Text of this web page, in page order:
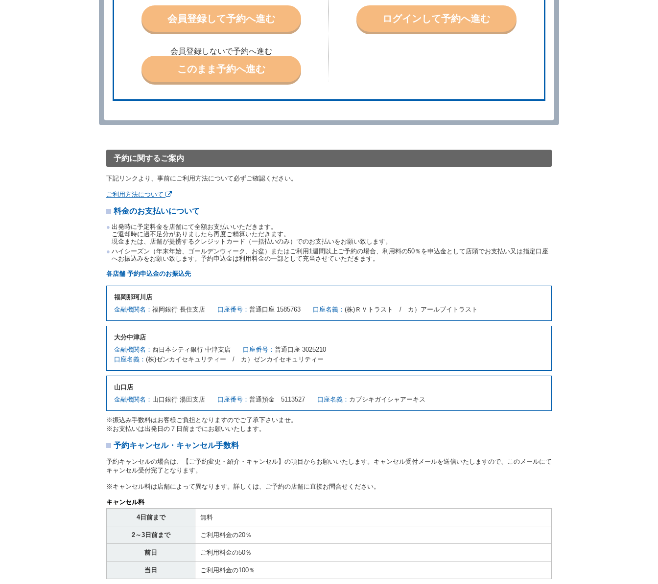
第４条（予約の取消し等）
借受人は、別に定める方法により予約を取り消すことができます。
借受人が、借受人の都合により予約した借受開始時刻を１時間以上経過してもレンタカー貸渡契約（以下「貸渡契約」といいます。）締
結手続きに着手しなかったときは、予約が取り消されたものとします。
前２項の場合、借受人は、別に定めるところにより予約取消手数料を当社に支払うものとし、当社は、この予約取消手数料の支払いがあ
ったときは、受領済の予約申込金を借受人に返還するものとします。
当社の都合により、予約が取り消されたとき、又は貸渡契約が締結されなかったときは、当社は受領済の予約申込金を返還するものとし
ます。
きは、予約は取り消されたものとします。この場合、当社は受領済の予約申込金を返還するものとします。
当社は、借受人から予約のあった車種クラスのレンタカーを貸し渡すことができないときは、予約と異なる車種クラスのレンタカー（以
渡すものとします。なお、代替レンタカーの貸渡料金が予約された車種クラスの貸渡料金より高くなるときは、予約した車種クラスの貸
渡料金によるものとし、予約された車種クラスの貸渡料金より低くなるときは、当該代替レンタカーの車種クラスの貸渡料金によるもの
借受人は、第１項の代替レンタカーの貸渡しの申入れを拒絶し、予約を取り消すことができるものとします。
前項の場合、第１項の貸渡しをすることができない原因が、当社の責に帰する事由によるときには第４条第４項の予約の取消しとして取
第３項の場合、第１項の貸渡しをすることができない原因が、当社の責に帰さない事由による時には第４条第５項の予約の取消しとして
第６条（免責）
当社及び借受人は、予約が取り消され、又は貸渡契約が締結されなかったことについて、第４条及び第５条に定める場合を除き、相互に
何らの請求をしないものとします。
第３章／貸 渡 し
ます。ただし、貸し渡すことができるレンタカーがない場合又は借受人若しくは運転者が第８条第１項若しくは第２項各号のいずれかに
該当する場合を除きます。
貸渡契約を締結した場合、借受人は当社に第１0条第１項に定める貸渡料金を支払うものとします。
運転者は、貸渡契約の締結にあたり、約款及び細則で運転者の義務と定められた事項を遵守するものとします。
当社は、監督官庁の基本通達（注１）に基づき、貸渡簿(貸渡原票)及び第１３条第１項に規定する貸渡証に運転者の氏名、住所、運転免
許の種類及び運転免許証（注２）の番号を記載し、又は運転者の運転免許証の写しを添付するため、貸渡契約の締結にあたり、借受人に
対し、借受人の指定する運転者（以下「運転者」といいます。）の運転免許証の提示を求めるほか、その写しの提出を求めることがあり
注１）監督官庁の基本通達とは、国土交通省自動車交通局長通達「レンタカーに関する基本通達」（自旅第138号 平成7年6月13日）の
転免許証をいいます。
当社は、貸渡契約の締結にあたり、借受人及び運転者に対し、運転免許証のほかに本人確認ができる書類の提示を求め、及び提出された
書類の写しをとることがあります。
当社は、貸渡契約の締結にあたり、借受人に対し、クレジットカード若しくは現金による支払いを求め、又はその他の支払方法を指定す
ることがあります。
借受人は契約後の借受期間の延長はできないものとします。
当社は、借受人又は運転者が前3項に従わない場合は、貸渡契約の締結を拒絶するとともに、予約を取消すことができるものとします。
なお、この場合の予約申込金等の扱いについては、第4条第5項を適用するものとします。
第８条（貸渡契約の締結の拒絶）
借受人（運転者）が次の各号のいずれかに該当するときは、貸渡契約を締結することができないものとします。
① 貸し渡すレンタカーの運転に必要な運転免許証を有していないとき、又は運転免許証の提示をせず、もしくは当社が求めたにもかか
わらず、その運転者の運転免許証の写しの提出に同意しないとき。 ② 酒気を帯びていると認められるとき。
③ 麻薬、覚せい剤、シンナー、危険ドラッグ等による中毒症状等を呈していると認められるとき。
④ チャイルドシートがないにもかかわらず６才未満の幼児を同乗させるとき。
⑤ 指定暴力団若しくは指定暴力団関係団体の構成員若しくは関係者又はその他の反社会的組織に属している者であると認められると
き。
会員登録して予約へ進む
会員登録しないで予約へ進む
このまま予約へ進む
ログインして予約へ進む
予約に関するご案内
下記リンクより、事前にご利用方法について必ずご確認ください。
ご利用方法について
料金のお支払いについて
出発時に予定料金を店舗にて全額お支払いいただきます。
ご返却時に過不足分がありましたら再度ご精算いただきます。
現金または、店舗が提携するクレジットカード（一括払いのみ）でのお支払いをお願い致します。
ハイシーズン（年末年始、ゴールデンウィーク、お盆）またはご利用1週間以上ご予約の場合、利用料の50％を申込金として店頭でお支払い又は指定口座
へお振込みをお願い致します。予約申込金は利用料金の一部として充当させていただきます。
各店舗 予約申込金のお振込先
福岡那珂川店
金融機関名： 福岡銀行 長住支店 口座番号： 普通口座 1585763 口座名義： (株)ＲＶトラスト / カ）アールブイトラスト
大分中津店
金融機関名： 西日本シティ銀行 中津支店 口座番号： 普通口座 3025210
口座名義： (株)ゼンカイセキュリティー / カ）ゼンカイセキュリティー
山口店
金融機関名： 山口銀行 湯田支店 口座番号： 普通預金 5113527 口座名義： カブシキガイシャアーキス
※振込み手数料はお客様ご負担となりますのでご了承下さいませ。
※お支払いは出発日の７日前までにお願いいたします。
予約キャンセル・キャンセル手数料
予約キャンセルの場合は、【ご予約変更・紹介・キャンセル】の項目からお願いいたします。キャンセル受付メールを送信いたしますので、このメールにて
キャンセル受付完了となります。
※キャンセル料は店舗によって異なります。詳しくは、ご予約の店舗に直接お問合せください。
キャンセル料
4日前まで 無料
2～3日前まで ご利用料金の20％
前日 ご利用料金の50％
当日 ご利用料金の100％